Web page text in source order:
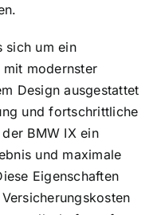
sich um ein
modernster
Design ausgestattet
und fortschrittliche
BMW IX ein
und maximale
Eigenschaften